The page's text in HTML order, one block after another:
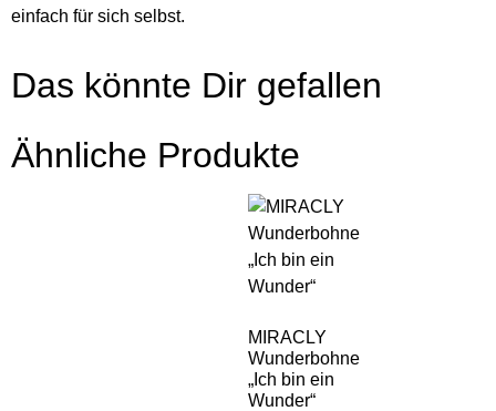
einfach für sich selbst.
Das könnte Dir gefallen
Ähnliche Produkte
MIRACLY
Wunderbohne
„Ich bin ein
Wunder“